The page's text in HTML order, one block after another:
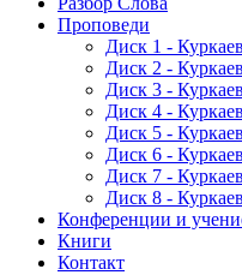
Проповеди
Диск 1 -
Диск 2 -
Диск 3 -
Диск 4 -
Диск 5 -
Диск 6 -
Диск 7 -
Диск 8 -
Конференции и
Книги
Контакт